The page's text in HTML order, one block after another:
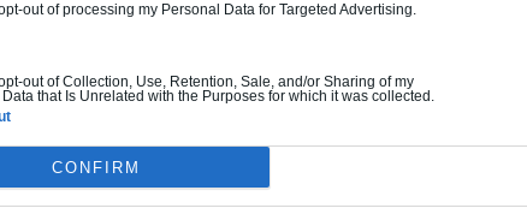
opt-out of processing my Personal Data for Targeted Advertising.
opt-out of Collection, Use, Retention, Sale, and/or Sharing of my
Data that Is Unrelated with the Purposes for which it was collected.
CONFIRM
: Non communiqué
œuvre, Borne de recharge